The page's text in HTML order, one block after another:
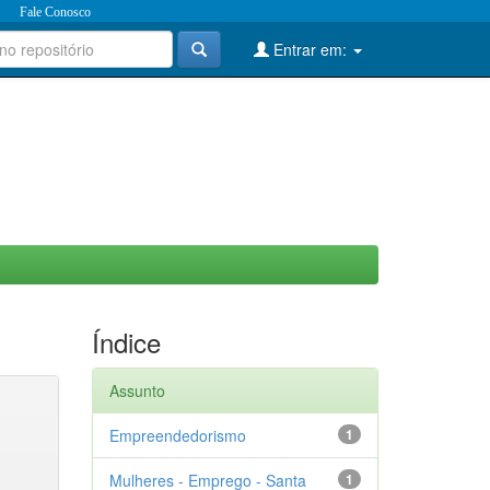
Fale Conosco
Entrar em:
Índice
Assunto
1
Empreendedorismo
1
Mulheres - Emprego - Santa